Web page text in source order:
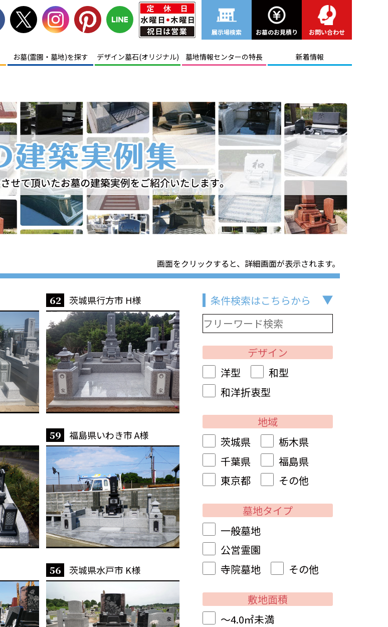
展示場検索 お墓のお見積り お問い合わせ
お墓(霊園・墓地)を探す デザイン墓石(オリジナル) 墓地情報センターの特長 新着情報
画面をクリックすると、詳細画面が表示されます。
条件検索はこちらから
デザイン
洋型
和型
和洋折衷型
地域
茨城県
栃木県
千葉県
福島県
東京都
その他
墓地タイプ
一般墓地
公営霊園
寺院墓地
その他
敷地面積
～4.0㎡未満
62 茨城県行方市 H様
59 福島県いわき市 A様
56 茨城県水戸市 K様